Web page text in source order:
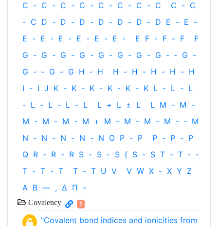
C - C - C - C - C - C - C - C C - C
- C D - D - D - D - D - D - D E - E -
E - E - E - E - E - E - E F - F - F
F
G - G - G - G - G - G - G - G - ‐ G -
G - ‐ G - G H ‐ H H - H - H - H - H
I - I J K - K - K - K - K - K L - L - L
- L - L - L - L L + L ± L L M - M -
M - M - M - M + M - M - M - M - ‐ M
N - N - N - N - N O P - P P - P - P
Q R - R - R S - S - S { S - S T - T ‐ -
T - T - T T - T U V V W X - X Y Z
Α Β — , Δ Π -
Covalency 1
"Covalent bond indices and ionicities from